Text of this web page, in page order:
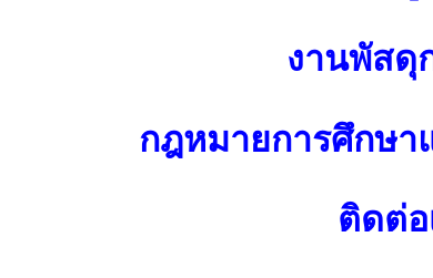
งานพัสดุ
กฎหมายการศึกษ
ติดต่อ